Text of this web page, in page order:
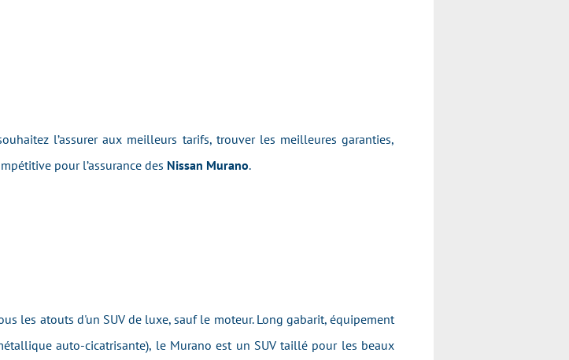
l’assurer aux meilleurs tarifs, trouver les meilleures garanties,
pour l’assurance des Nissan Murano.
les atouts d'un SUV de luxe, sauf le moteur. Long gabarit, équipement
auto-cicatrisante), le Murano est un SUV taillé pour les beaux